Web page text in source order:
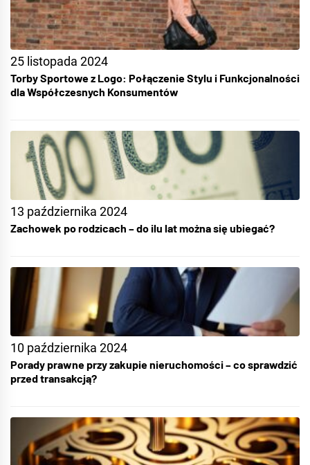
25 listopada 2024
Torby Sportowe z Logo: Połączenie Stylu i Funkcjonalności
dla Współczesnych Konsumentów
13 października 2024
Zachowek po rodzicach – do ilu lat można się ubiegać?
10 października 2024
Porady prawne przy zakupie nieruchomości – co sprawdzić
przed transakcją?